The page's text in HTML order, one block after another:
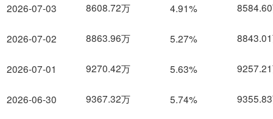
2026-07-03
2026-07-02
2026-07-01
2026-06-30
8608.72万 4.91%
8863.96万 5.27%
9270.42万 5.63%
9367.32万 5.74%